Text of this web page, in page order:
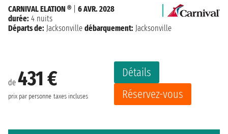
de 431 €
prix par personne taxes incluses
Détails
Réservez-vous
CARNIVAL ELATION ®
6 AVR. 2028
durée: 4 nuits
Départs de: Jacksonville débarquement: Jacksonville